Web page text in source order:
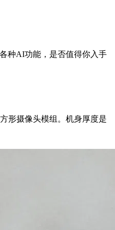
种AI功能，是否值得你入手
形摄像头模组。机身厚度是